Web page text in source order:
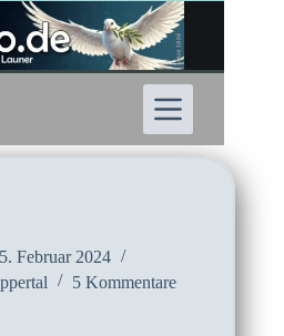
5. Februar 2024
5 Kommentare